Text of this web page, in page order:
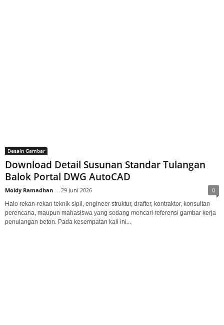
Desain Gambar
Download Detail Susunan Standar Tulangan
Balok Portal DWG AutoCAD
Moldy Ramadhan - 29 Juni 2026 0
Halo rekan-rekan teknik sipil, engineer struktur, drafter, kontraktor, konsultan
perencana, maupun mahasiswa yang sedang mencari referensi gambar kerja
penulangan beton. Pada kesempatan kali ini...